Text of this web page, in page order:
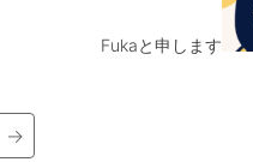
→
Fukaと申します